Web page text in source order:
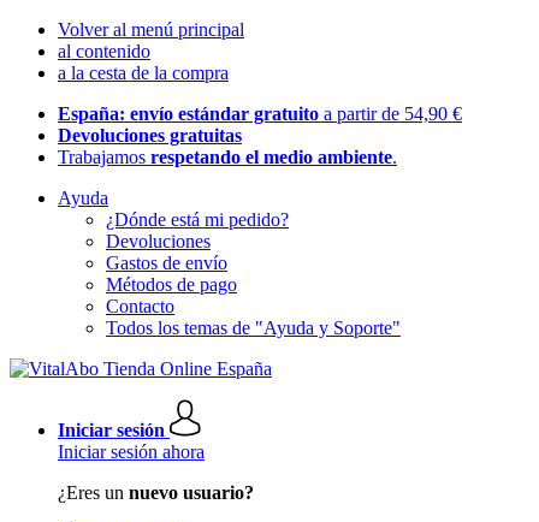
Volver al menú principal
al contenido
a la cesta de la compra
España: envío estándar gratuito a partir de 54,90 €
Devoluciones gratuitas
Trabajamos respetando el medio ambiente.
Ayuda
¿Dónde está mi pedido?
Devoluciones
Gastos de envío
Métodos de pago
Contacto
Todos los temas de "Ayuda y Soporte"
Iniciar sesión
Iniciar sesión ahora
¿Eres un nuevo usuario?